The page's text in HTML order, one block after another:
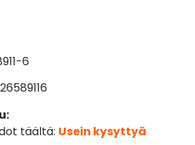
6
täältä: Usein kysyttyä